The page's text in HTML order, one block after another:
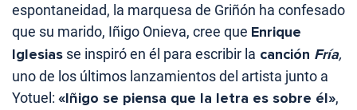
espontaneidad, la marquesa de Griñón ha confesado
que su marido, Iñigo Onieva, cree que Enrique
Iglesias se inspiró en él para escribir la canción Fría,
uno de los últimos lanzamientos del artista junto a
Yotuel: «Iñigo se piensa que la letra es sobre él»,